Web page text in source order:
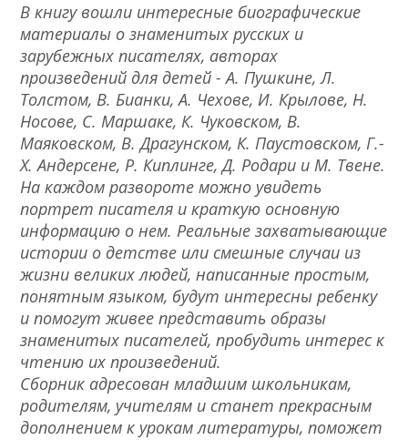
В книгу вошли интересные биографические
материалы о знаменитых русских и
зарубежных писателях, авторах
произведений для детей - А. Пушкине, Л.
Толстом, В. Бианки, А. Чехове, И. Крылове, Н.
Носове, С. Маршаке, К. Чуковском, В.
Маяковском, В. Драгунском, К. Паустовском, Г.-
Х. Андерсене, Р. Киплинге, Д. Родари и М. Твене.
На каждом развороте можно увидеть
портрет писателя и краткую основную
информацию о нем. Реальные захватывающие
истории о детстве или смешные случаи из
жизни великих людей, написанные простым,
понятным языком, будут интересны ребенку
и помогут живее представить образы
знаменитых писателей, пробудить интерес к
чтению их произведений.
Сборник адресован младшим школьникам,
родителям, учителям и станет прекрасным
дополнением к урокам литературы, поможет